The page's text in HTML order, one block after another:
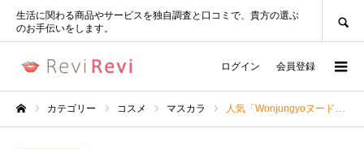
生活に関わる商品やサービスを独自調査と口コミで、貴方の選ぶ
のお手伝いをします。
ログイン 会員登録
カテゴリー コスメ マスカラ 人気「Wonjungyoヌードアイラッシュ」って本当におすすめ？美容マニアが実際使用して口コミを検証！